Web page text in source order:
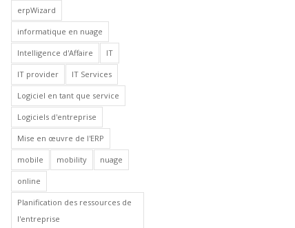
erpWizard
informatique en nuage
Intelligence d'Affaire IT
IT provider IT Services
Logiciel en tant que service
Logiciels d'entreprise
Mise en œuvre de l'ERP
mobile mobility nuage
online
Planification des ressources de
l'entreprise